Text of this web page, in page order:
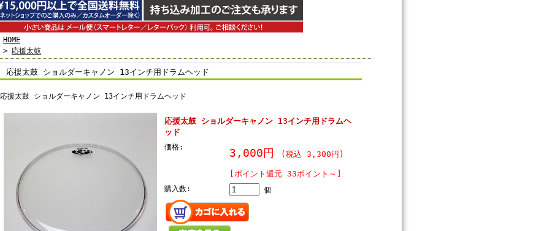
HOME
> 応援太鼓
応援太鼓 ショルダーキャノン 13インチ用ドラムヘッド
応援太鼓 ショルダーキャノン 13インチ用ドラムヘッド
応援太鼓 ショルダーキャノン 13インチ用ドラムヘ
ッド
価格: 3,000円 (税込 3,300円)
[ポイント還元 33ポイント～]
購入数: 個